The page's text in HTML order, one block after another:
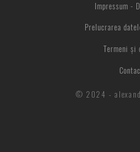
Prelucrarea
Impressum -
© 2024 -
Termeni și